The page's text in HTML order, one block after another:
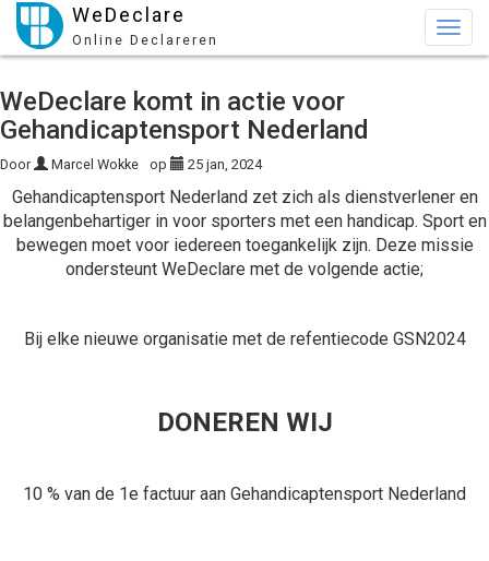
WeDeclare
Online Declareren
WeDeclare komt in actie voor
Gehandicaptensport Nederland
Door Marcel Wokke op 25 jan, 2024
Gehandicaptensport Nederland zet zich als dienstverlener en
belangenbehartiger in voor sporters met een handicap. Sport en
bewegen moet voor iedereen toegankelijk zijn. Deze missie
ondersteunt WeDeclare met de volgende actie;
Bij elke nieuwe organisatie met de refentiecode GSN2024
DONEREN WIJ
10 % van de 1e factuur aan Gehandicaptensport Nederland